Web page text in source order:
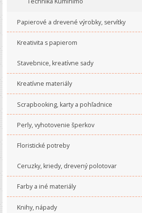
Papierové a drevené výrobky, servítky
Kreativita s papierom
Stavebnice, kreatívne sady
Kreatívne materiály
Scrapbooking, karty a pohľadnice
Perly, vyhotovenie šperkov
Floristické potreby
Ceruzky, kriedy, drevený polotovar
Farby a iné materiály
Knihy, nápady